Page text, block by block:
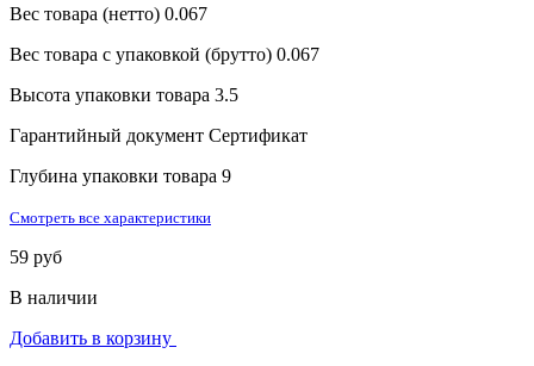
Вес товара (нетто) 0.067
Вес товара с упаковкой (брутто) 0.067
Высота упаковки товара 3.5
Гарантийный документ Сертификат
Глубина упаковки товара 9
Смотреть все характеристики
59 руб
В наличии
Добавить в корзину